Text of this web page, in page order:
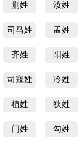
荆姓 汝姓
司马姓 孟姓
齐姓 阳姓
司寇姓 冷姓
植姓 狄姓
门姓 勾姓